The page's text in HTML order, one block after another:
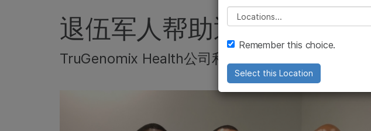
退伍军人帮助退伍军人克服
TruGenomix Health公司利用基因组学来对抗创伤
复杂疾病
Please select a location
Remember this choice.
Select this Location